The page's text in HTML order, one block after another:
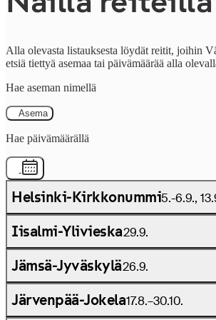
Alla olevasta listauksesta löydät reitit, joihin
etsiä tiettyä asemaa tai päivämäärää alla
Hae aseman nimellä
Asema
Hae päivämäärällä
-
Helsinki-Kirkkonummi5.-6.9.,
Iisalmi-Ylivieska29.9.
Jämsä-Jyväskylä26.9.
Järvenpää-Jokela17.8.–30.10.